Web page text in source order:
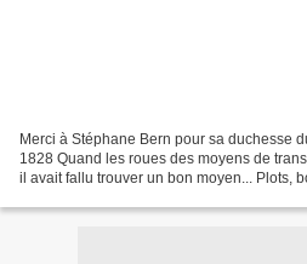
Merci à Stéphane Bern pour sa duchesse
1828 Quand les roues des moyens de
il avait fallu trouver un bon moyen... Plots,